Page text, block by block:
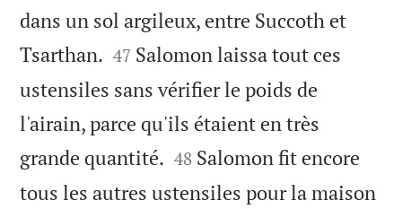
dans un sol argileux, entre Succoth et
Tsarthan. 

47 Salomon laissa tout ces
ustensiles sans vérifier le poids de
l'airain, parce qu'ils étaient en très
grande quantité. 

48 Salomon fit encore
tous les autres ustensiles pour la maison